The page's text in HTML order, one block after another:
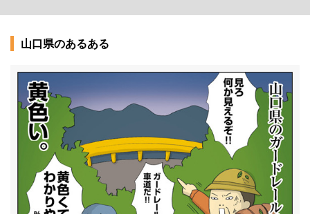
山口県のあるある